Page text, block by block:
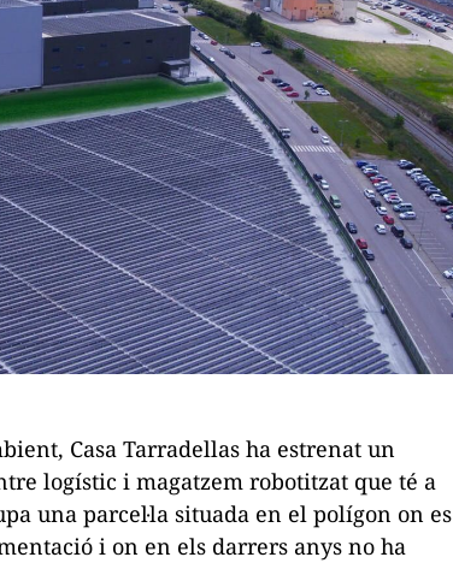
Casa Tarradellas ha estrenat un
logístic i magatzem robotitzat que té a
una parcel·la situada en el polígon on es
i on en els darrers anys no ha